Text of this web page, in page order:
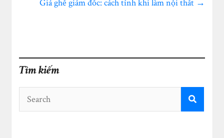
Giá ghế giám đốc: cách tính khi làm nội thất →
Tìm kiếm